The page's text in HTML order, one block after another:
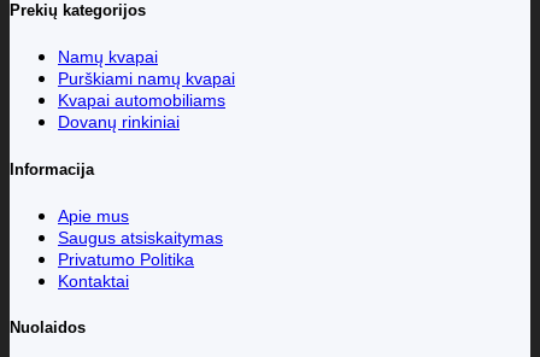
Prekių kategorijos
Namų kvapai
Purškiami namų kvapai
Kvapai automobiliams
Dovanų rinkiniai
Informacija
Apie mus
Saugus atsiskaitymas
Privatumo Politika
Kontaktai
Nuolaidos